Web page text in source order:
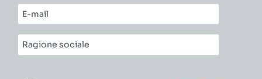
cognome*
E-
mail*
Ragione
sociale*